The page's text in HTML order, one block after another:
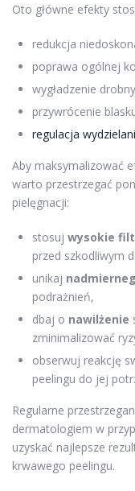
Oto główne efekty
redukcja
poprawa ogólnej
wygładzenie
przywrócenie
regulacja
Aby maksymalizować
warto przestrzegać
pielęgnacji:
stosuj wysokie
przed szkodliwym
unikaj
podrażnień,
dbaj o nawilżenie
zminimalizować
obserwuj reakcję
peelingu do jej
Regularne
dermatologiem w
uzyskać najlepsze
krwawego peelingu.